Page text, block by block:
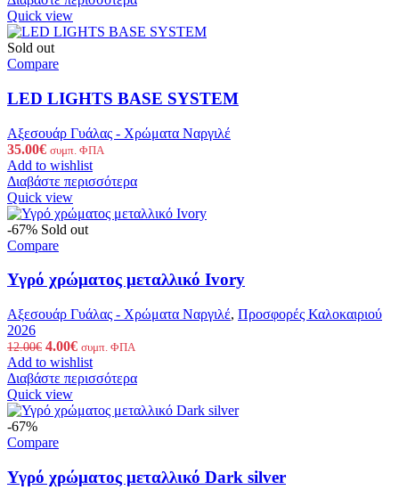
12.00€.
4.00€.
Quick view
Sold out
Compare
LED LIGHTS BASE SYSTEM
Αξεσουάρ Γυάλας - Χρώματα Ναργιλέ
35.00€ συμπ. ΦΠΑ
Add to wishlist
Διαβάστε περισσότερα
Quick view
-67% Sold out
Compare
Υγρό χρώματος μεταλλικό Ivory
Αξεσουάρ Γυάλας - Χρώματα Ναργιλέ, Προσφορές Καλοκαιριού
2026
12.00€ Original
price
was:
12.00€.
4.00€Η
τρέχουσα
τιμή
4.00€.
συμπ. ΦΠΑ
Add to wishlist
Διαβάστε περισσότερα
Quick view
-67%
Compare
Υγρό χρώματος μεταλλικό Dark silver